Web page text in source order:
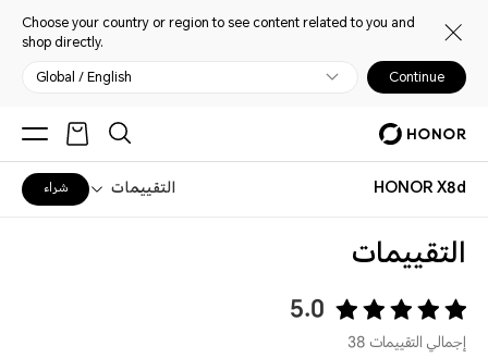
Choose your country or region to see content related to you and
shop directly.
Global / English Continue
HONOR X8d التقييمات شراء
التقييمات
5.0
إجمالي التقييمات 38